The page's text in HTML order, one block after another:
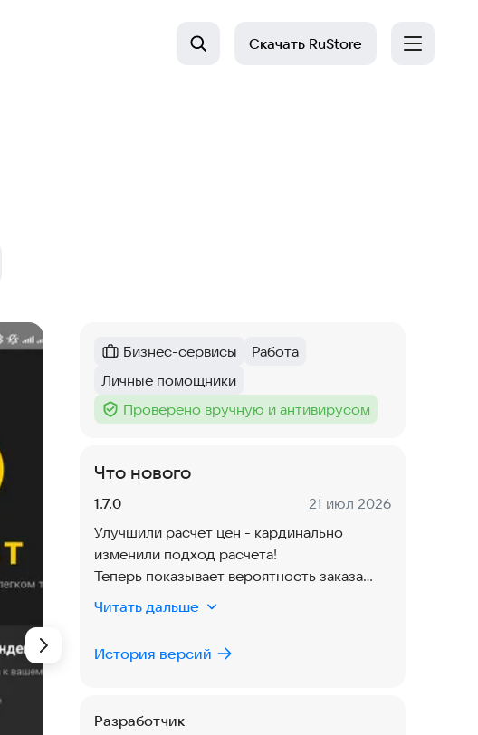
Скачать RuStore
Категория:
Бизнес-сервисы
Тег:
Работа
Тег :
Личные помощники
Тег :
Проверено вручную и антивирусом
Что нового
Версия:
1.7.0 Дата:
21 июл 2026
Улучшили расчет цен - кардинально
изменили подход расчета!
Теперь показывает вероятность заказа
через Фастен!
Добавили новые города.
Читать дальше
История версий
Разработчик